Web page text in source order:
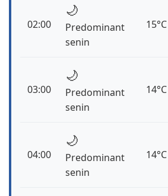
02:00
🌙
Predominant
senin
15°C
03:00
🌙
Predominant
senin
14°C
04:00
🌙
Predominant
senin
14°C